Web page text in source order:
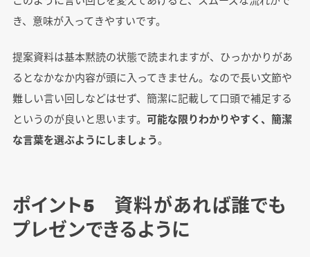
き、意味が入ってきやすいです。
提案資料は基本黙読の状態で読まれますが、ひっかかりがあ
るとなかなか内容が頭に入ってきません。なので長い文節や
難しい言い回しなどはせず、簡潔に記載して口頭で補足する
というのが良いと思います。 可能な限りわかりやすく、簡潔
な言葉を選ぶようにしましょう。
ポイント5 資料があれば誰でも
プレゼンできるように